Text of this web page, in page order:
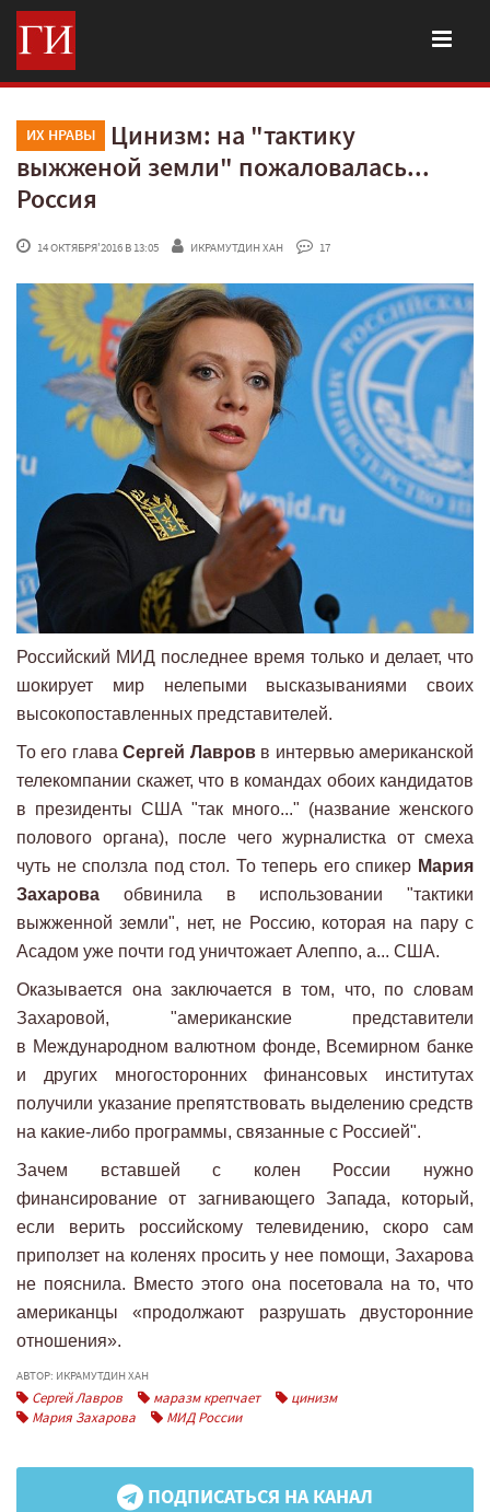
ИХ НРАВЫ
Цинизм: на "тактику
выжженой земли" пожаловалась...
Россия
14 ОКТЯБРЯ'2016 В 13:05 ИКРАМУТДИН ХАН 17
Российский МИД последнее время только и делает, что
шокирует мир нелепыми высказываниями своих
высокопоставленных представителей.
То его главаСергей Лавровв интервью американской
телекомпании скажет, что в командах обоих кандидатов
в президенты США "так много..." (название женского
полового органа), после чего журналистка от смеха
чуть не сползла под стол. То теперь его спикер Мария
Захарова обвинила в использовании "тактики
выжженной земли", нет, не Россию, которая на пару с
Асадом уже почти год уничтожает Алеппо, а... США.
Оказывается она заключается в том, что, по словам
Захаровой, "американские представители
в Международном валютном фонде, Всемирном банке
и других многосторонних финансовых институтах
получили указание препятствовать выделению средств
на какие-либо программы, связанные с Россией".
Зачем вставшей с колен России нужно
финансирование от загнивающего Запада, который,
если верить российскому телевидению, скоро сам
приползет на коленях просить у нее помощи, Захарова
не пояснила. Вместо этого она посетовала на то, что
американцы «продолжают разрушать двусторонние
отношения».
АВТОР: ИКРАМУТДИН ХАН
Сергей Лавров маразм крепчает
цинизм
Мария Захарова
МИД России
ПОДПИСАТЬСЯ НА КАНАЛ